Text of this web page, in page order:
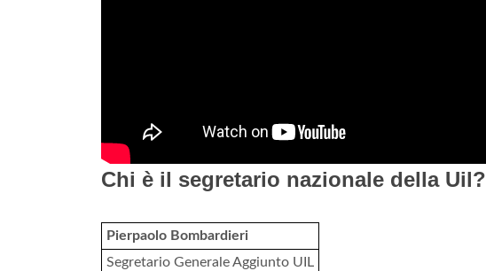
Chi è il segretario nazionale della Uil?
Pierpaolo Bombardieri
Segretario Generale Aggiunto UIL